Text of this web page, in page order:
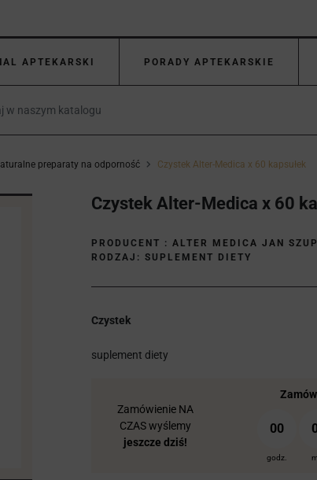
APTEKARSKI PORADY APTEKARSKIE
preparaty na odporność Czystek Alter-Medica x 60 kapsułek
Czystek Alter-Medica x 60
PRODUCENT : ALTER MEDICA JAN
RODZAJ: SUPLEMENT DIETY
Czystek
suplement diety
Zamówienie NA
CZAS wyślemy
jeszcze dziś!
00
godz.